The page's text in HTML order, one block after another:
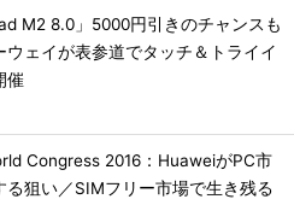
M2 8.0」5000円引きのチャンスも
ェイが表参道でタッチ＆トライイ
催
Congress 2016：HuaweiがPC市
る狙い／SIMフリー市場で生き残る